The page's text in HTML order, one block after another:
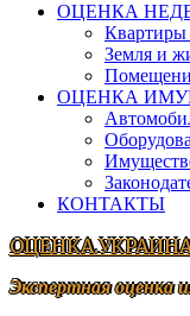
ОЦЕНКА
Квартиры
Земля и
ОЦЕНКА
КОНТАКТЫ
Экспертная оценка